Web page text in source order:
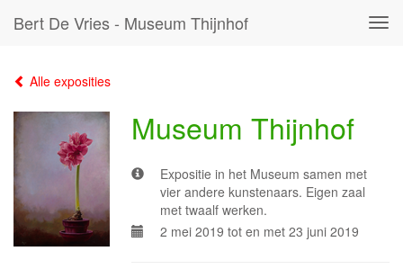
Bert De Vries - Museum Thijnhof
Alle exposities
Museum Thijnhof
Expositie in het Museum samen met
vier andere kunstenaars. Eigen zaal
met twaalf werken.
2 mei 2019 tot en met 23 juni 2019